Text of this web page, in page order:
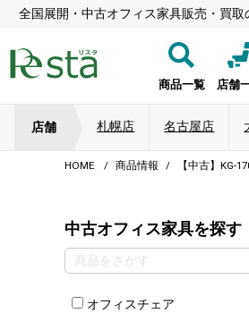
全国展開・中古オフィス家具販売・買
商品一覧 店舗
店舗 札幌店 名古屋店
HOME 商品情報 【中古】KG-
中古オフィス家具を探す
オフィスチェア